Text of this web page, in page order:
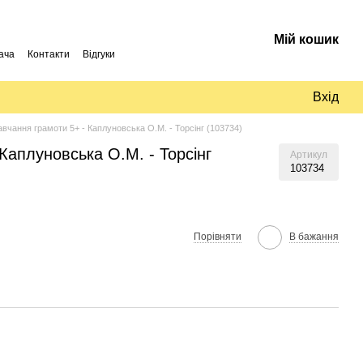
Контакти Відгуки
Мій кошик
Вхід
грамоти 5+ - Каплуновська О.М. - Торсінг (103734)
О.М. - Торсінг
Артикул
103734
Порівняти В бажання